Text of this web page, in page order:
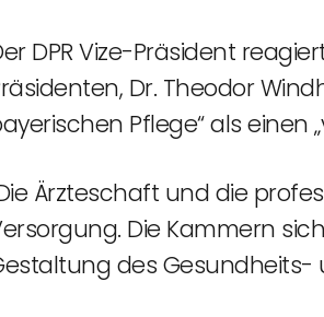
DPR Vize-Präsident
Dr. Theodor
Pflege“ als einen
Ärzteschaft und die
Die Kammern
des Gesundheits-